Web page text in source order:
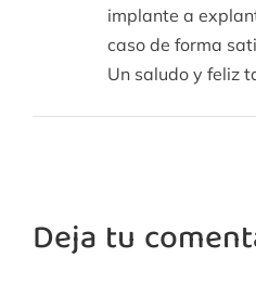
implante a
caso de forma
Un saludo y feliz
Deja tu